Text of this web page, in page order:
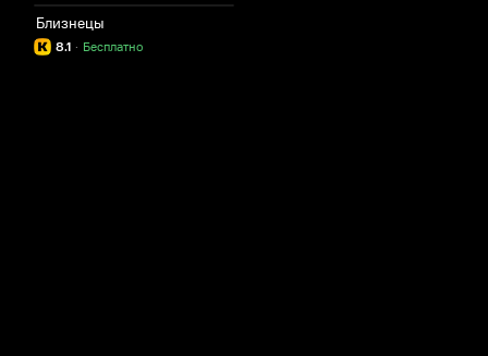
Близнецы
8.1 Бесплатно
·